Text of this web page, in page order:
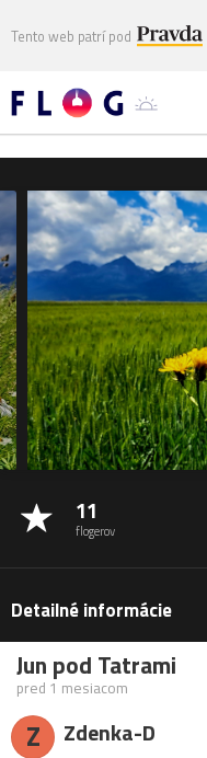
Tento web patrí pod
11
flogerov
Detailné informácie
Jun pod Tatrami
pred 1 mesiacom
Z Zdenka-D